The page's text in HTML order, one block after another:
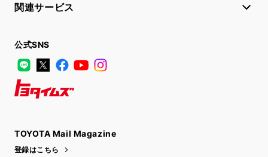
関連サービス
公式SNS
LINE
X FacebookYouTube
TOYOTA Mail Magazine
登録はこちら